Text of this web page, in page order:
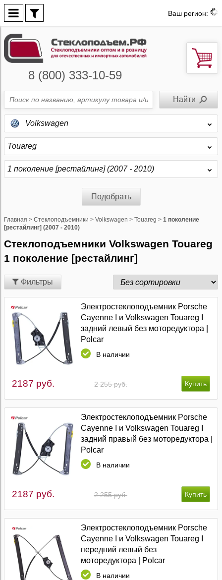
Ваш регион:
8 (800) 333-10-59
Volkswagen
Touareg
1 поколение [рестайлинг] (2007 - 2010)
Подобрать
Главная > Стеклоподъемники > Volkswagen > Touareg > 1 поколение
[рестайлинг] (2007 - 2010)
Стеклоподъемники Volkswagen Touareg
1 поколение [рестайлинг]
Фильтры
Электростеклоподъемник Porsche
Cayenne I и Volkswagen Touareg I
задний левый без моторедуктора |
Polcar
В наличии
2 255 руб.
2187 руб.
Электростеклоподъемник Porsche
Cayenne I и Volkswagen Touareg I
задний правый без моторедуктора |
Polcar
В наличии
2 255 руб.
2187 руб.
Электростеклоподъемник Porsche
Cayenne I и Volkswagen Touareg I
передний левый без
моторедуктора | Polcar
В наличии